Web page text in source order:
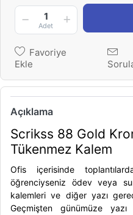
1
Adet
Favoriye
Ekle
Açıklama
Scrikss 88 Gold
Tükenmez Kalem
Ofis içerisinde
öğrenciyseniz ödev veya
kalemleri ve diğer yazı
Geçmişten günümüze yazı